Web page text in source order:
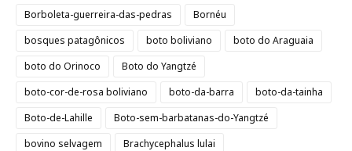
Borboleta-guerreira-das-pedras
Bornéu
bosques patagônicos
boto boliviano
boto do Araguaia
boto do Orinoco
Boto do Yangtzé
boto-cor-de-rosa boliviano
boto-da-barra
boto-da-tainha
Boto-de-Lahille
Boto-sem-barbatanas-do-Yangtzé
bovino selvagem
Brachycephalus lulai